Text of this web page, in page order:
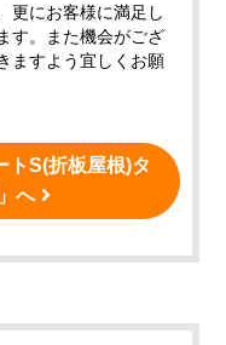
更にお客様に満足し
す。また機会がござ
ますよう宜しくお願
トS(折板屋根)タ
へ